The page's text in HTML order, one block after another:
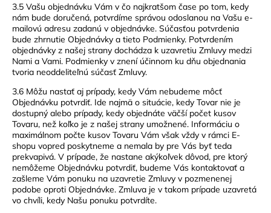
3.5 Vašu objednávku Vám v čo najkratšom čase po tom, kedy
nám bude doručená, potvrdíme správou odoslanou na Vašu e-
mailovú adresu zadanú v objednávke. Súčasťou potvrdenia
bude zhrnutie Objednávky a tieto Podmienky. Potvrdením
objednávky z našej strany dochádza k uzavretiu Zmluvy medzi
Nami a Vami. Podmienky v znení účinnom ku dňu objednania
tvoria neoddeliteľnú súčasť Zmluvy.
3.6 Môžu nastať aj prípady, kedy Vám nebudeme môcť
Objednávku potvrdiť. Ide najmä o situácie, kedy Tovar nie je
dostupný alebo prípady, kedy objednáte väčší počet kusov
Tovaru, než koľko je z našej strany umožnené. Informáciu o
maximálnom počte kusov Tovaru Vám však vždy v rámci E-
shopu vopred poskytneme a nemala by pre Vás byť teda
prekvapivá. V prípade, že nastane akýkoľvek dôvod, pre ktorý
nemôžeme Objednávku potvrdiť, budeme Vás kontaktovať a
zašleme Vám ponuku na uzavretie Zmluvy v pozmenenej
podobe oproti Objednávke. Zmluva je v takom prípade uzavretá
vo chvíli, kedy Našu ponuku potvrdíte.